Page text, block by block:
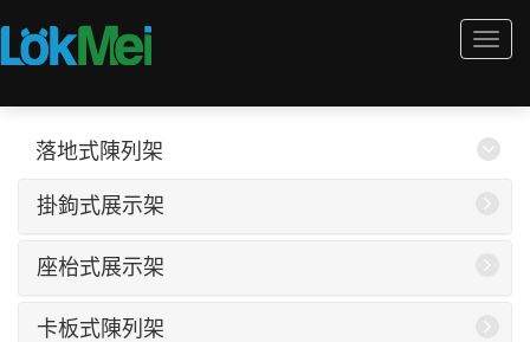
落地式陳列架
掛鉤式展示架
座枱式展示架
卡板式陳列架